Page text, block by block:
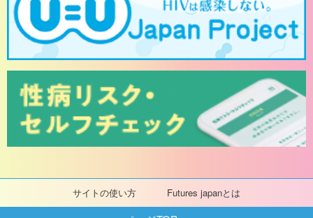
サイトの使い方 Futures japanとは